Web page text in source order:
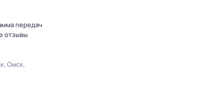
передач
отзывы
Омск